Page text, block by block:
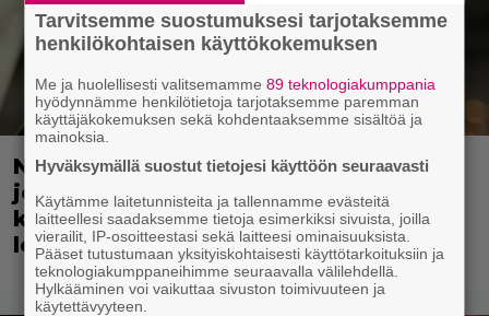
Nyt suoratoistona: Upea rikosleffa
joka sisälsi rajun kohtauksen – pään
katkaiseminen jätettiin
leikkauspöydälle
Tarvitsemme suostumuksesi tarjotaksemme
henkilökohtaisen käyttökokemuksen
Me ja huolellisesti valitsemamme89 teknologiakumppania
hyödynnämme henkilötietoja tarjotaksemme paremman
käyttäjäkokemuksen sekä kohdentaaksemme sisältöä ja
mainoksia.
Hyväksymällä suostut tietojesi käyttöön seuraavasti
Käytämme laitetunnisteita ja tallennamme evästeitä
laitteellesi saadaksemme tietoja esimerkiksi sivuista, joilla
vierailit, IP-osoitteestasi sekä laitteesi ominaisuuksista.
Pääset tutustumaan yksityiskohtaisesti käyttötarkoituksiin ja
teknologiakumppaneihimme seuraavalla välilehdellä.
Hylkääminen voi vaikuttaa sivuston toimivuuteen ja
käytettävyyteen.